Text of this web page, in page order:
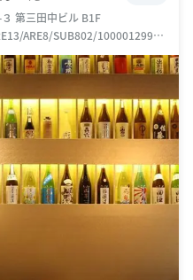
第三田中ビル B1F
ARE8/SUB802/10000129950